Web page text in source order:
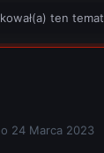
ten temat
24 Marca 2023